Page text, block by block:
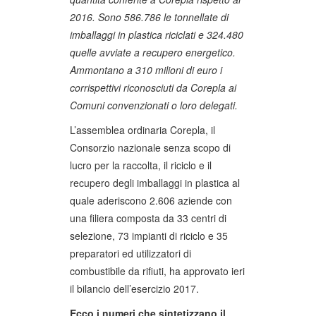
2016. Sono 586.786 le tonnellate di
imballaggi in plastica riciclati e 324.480
quelle avviate a recupero energetico.
Ammontano a 310 milioni di euro i
corrispettivi riconosciuti da Corepla ai
Comuni convenzionati o loro delegati.
L’assemblea ordinaria Corepla, il
Consorzio nazionale senza scopo di
lucro per la raccolta, il riciclo e il
recupero degli imballaggi in plastica al
quale aderiscono 2.606 aziende con
una filiera composta da 33 centri di
selezione, 73 impianti di riciclo e 35
preparatori ed utilizzatori di
combustibile da rifiuti, ha approvato ieri
il bilancio dell’esercizio 2017.